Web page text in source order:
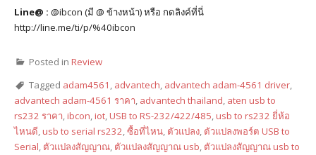
Line@ : @ibcon (มี @ ข้างหน้า) หรือ กดลิงค์ที่นี่
http://line.me/ti/p/%40ibcon
Posted in Review
Tagged adam4561 , advantech, advantech adam-4561 driver,
advantech adam-4561 ราคา, advantech thailand, aten usb to
rs232 ราคา,ibcon,iot,USB to RS-232/422/485,usb to rs232 ยี่ห้อ
ไหนดี,usb to serial rs232,ซื้อที่ไหน, ตัวแปลง, ตัวแปลงพอร์ต USB to
Serial, ตัวแปลงสัญญาณ, ตัวแปลงสัญญาณ usb, ตัวแปลงสัญญาณ usb to